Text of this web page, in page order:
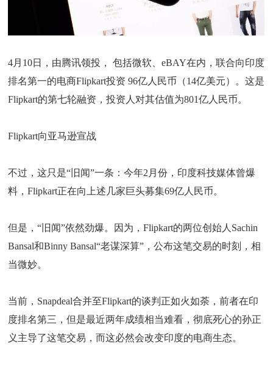
4月10日，由腾讯领投， 包括微软、eBAY在内，联合向印度
排名第一的电商Flipkart投资 96亿人民币（14亿美元）。这是
Flipkart的第七轮融资，投资人对其估值为801亿人民币。
Flipkart向亚马逊宣战
不过，这只是“旧闻”一条：今年2月份，印度科技媒体曾爆
料，Flipkart正在向上述几家巨头募集69亿人民币。
但是，“旧闻”依然劲爆。因为，Flipkart的两位创始人Sachin
Bansal和Binny Bansal“老谋深算”，公布这笔交易的时刻，相
当微妙。
当前，Snapdeal合并至Flipkart的谈判正如火如荼，前者在印
度排名第三，但是最近两年成绩相当难看，彻底死心的孙正
义主导了这笔交易，而这必然会改变印度的电商生态。